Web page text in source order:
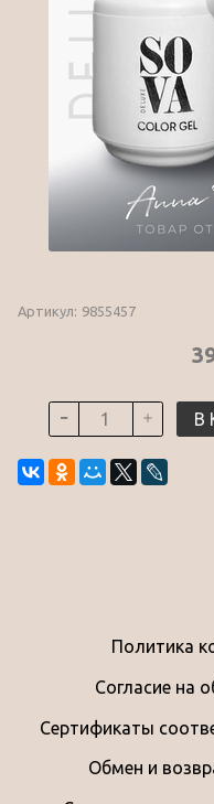
Артикул: 9855457
В
Политика
Согласие на
Сертификаты
Обмен и